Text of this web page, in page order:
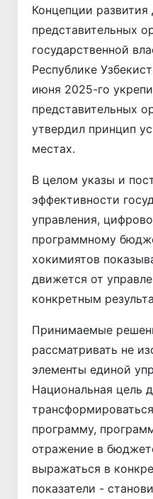
Концепции развития
представительных
государственной
Республике
июня 2025-го
представительных
утвердил принцип
местах.
В целом указы и
эффективности
управления,
программному
хокимиятов
движется от
конкретным
Принимаемые
рассматривать не
элементы единой
Национальная цель
программу,
отражение в
выражаться в
показатели -